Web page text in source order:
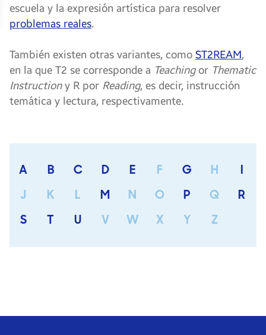
escuela y la expresión artística para resolver
problemas reales.
También existen otras variantes, como ST2REAM,
en la que T2 se corresponde a Teachingor Thematic
Instructiony R por Reading, es decir, instrucción
temática y lectura, respectivamente.
A B C D E F G H
I
J
K L M N O P Q
R
S
T U V W X Y Z